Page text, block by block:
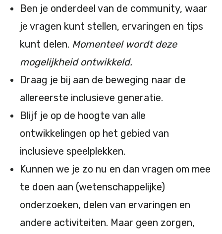
Ben je onderdeel van de community, waar
je vragen kunt stellen, ervaringen en tips
kunt delen. Momenteel wordt deze
mogelijkheid ontwikkeld.
Draag je bij aan de beweging naar de
allereerste inclusieve generatie.
Blijf je op de hoogte van alle
ontwikkelingen op het gebied van
inclusieve speelplekken.
Kunnen we je zo nu en dan vragen om mee
te doen aan (wetenschappelijke)
onderzoeken, delen van ervaringen en
andere activiteiten. Maar geen zorgen,